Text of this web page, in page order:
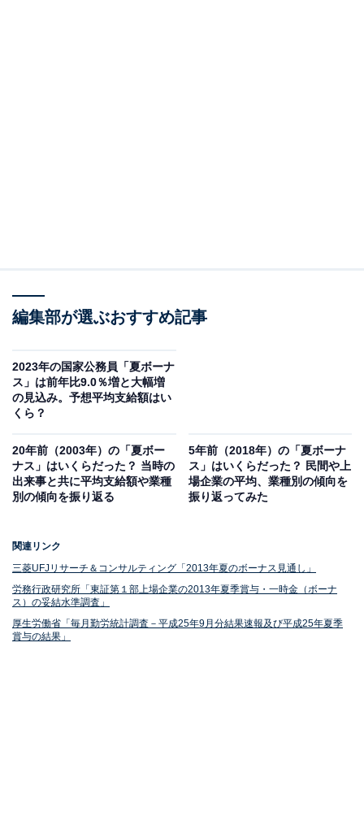
料と捉えた市場では、円安・株高が進み景気回復ムード
7月に開催された第23回参議院選挙では、自民党が現制
度下で最多とされる65議席を獲得して圧勝。衆参両院の
安倍晋三首相は政権基盤の強化を図り、前述した「アベ
ノミクス」や特定秘密保護法の制定など、保守色が強い
政策を推し進めています。
東京五輪開催が決定したのも、2013年です。同年9月に
アルゼンチンで開催されたIOC総会で、同じく開催地候
補だったスペインのマドリードやトルコのイスタンブー
ルを破り、1964年以来56年ぶりに夏季五輪・パラ五輪の
編集部が選ぶおすすめ記事
2023年の国家公務員「夏ボーナ
ス」は前年比9.0％増と大幅増
の見込み。予想平均支給額はい
くら？
20年前（2003年）の「夏ボー
ナス」はいくらだった？ 当時の
出来事と共に平均支給額や業種
別の傾向を振り返る
5年前（2018年）の「夏ボーナ
ス」はいくらだった？ 民間や上
場企業の平均、業種別の傾向を
振り返ってみた
関連リンク
三菱UFJリサーチ＆コンサルティング「2013年夏のボーナス見通し」
労務行政研究所「東証第１部上場企業の2013年夏季賞与・一時金（ボーナ
ス）の妥結水準調査」
厚生労働省「毎月勤労統計調査－平成25年9月分結果速報及び平成25年夏季
賞与の結果」